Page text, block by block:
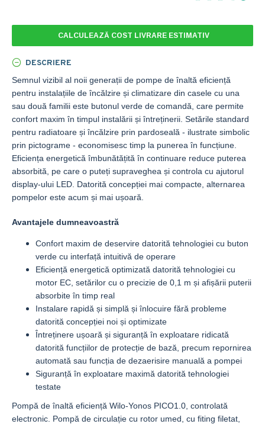
CALCULEAZĂ COST LIVRARE ESTIMATIV
DESCRIERE
Semnul vizibil al noii generații de pompe de înaltă eficiență
pentru instalațiile de încălzire și climatizare din casele cu una
sau două familii este butonul verde de comandă, care permite
confort maxim în timpul instalării și întreținerii. Setările standard
pentru radiatoare și încălzire prin pardoseală - ilustrate simbolic
prin pictograme - economisesc timp la punerea în funcțiune.
Eficiența energetică îmbunătățită în continuare reduce puterea
absorbită, pe care o puteți supraveghea și controla cu ajutorul
display-ului LED. Datorită concepției mai compacte, alternarea
pompelor este acum și mai ușoară.
Avantajele dumneavoastră
Confort maxim de deservire datorită tehnologiei cu buton
verde cu interfață intuitivă de operare​
Eficiență energetică optimizată datorită tehnologiei cu
motor EC, setărilor cu o precizie de 0,1 m și afișării puterii
absorbite în timp real​
Instalare rapidă și simplă și înlocuire fără probleme
datorită concepției noi și optimizate ​
Întreținere ușoară și siguranță în exploatare ridicată
datorită funcțiilor de protecție de bază, precum repornirea
automată sau funcția de dezaerisire manuală a pompei
​Siguranță în exploatare maximă datorită tehnologiei
testate
Pompă de înaltă eficiență Wilo-Yonos PICO1.0, controlată
electronic. Pompă de circulație cu rotor umed, cu fiting filetat,